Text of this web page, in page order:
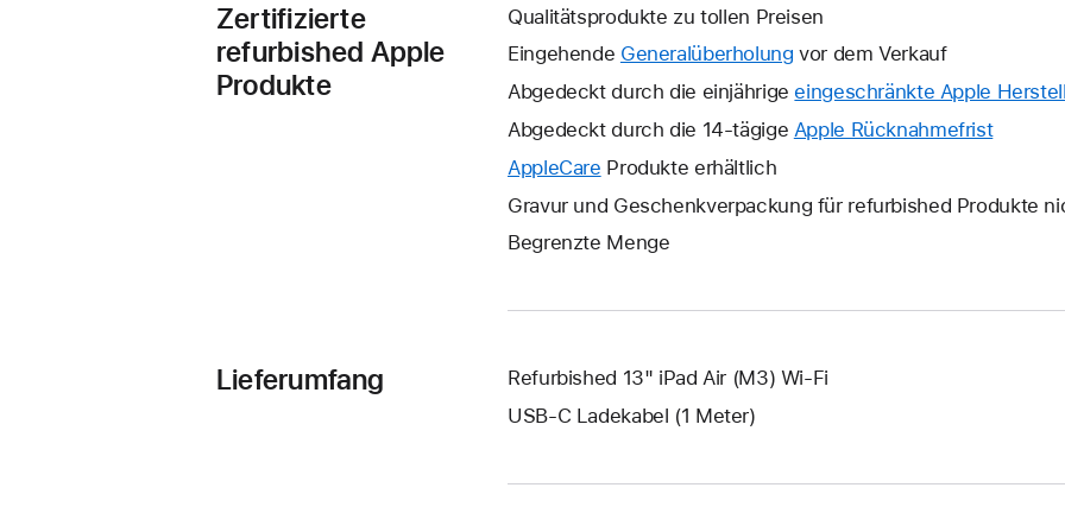
Zertifizierte
refurbished Apple
Produkte
Qualitätsprodukte zu tollen Preisen
Eingehende Generalüberholung vor dem Verkauf
Abgedeckt durch die einjährige eingeschränkte Apple
Abgedeckt durch die 14-tägige Apple RücknahmefristEin
wird
AppleCare Ein
neues
wird
Produkte erhältlich
Gravur und Geschenkverpackung für refurbished Produkte
Begrenzte Menge
Lieferumfang
Refurbished 13" iPad Air (M3) Wi-Fi
USB‑C Ladekabel (1 Meter)